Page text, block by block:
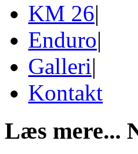
KM 26|
Enduro|
Galleri|
Kontakt
Læs mere...